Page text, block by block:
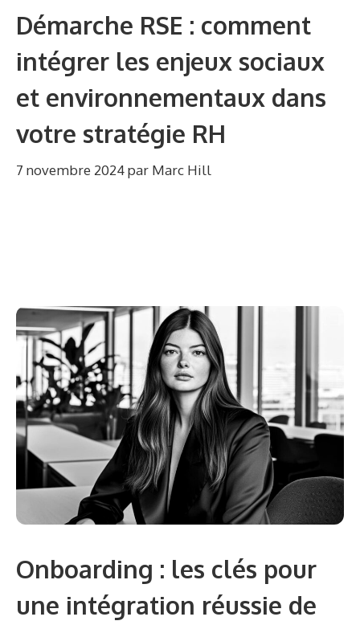
Démarche RSE : comment
intégrer les enjeux sociaux
et environnementaux dans
votre stratégie RH
7 novembre 2024par Marc Hill
Onboarding : les clés pour
une intégration réussie de